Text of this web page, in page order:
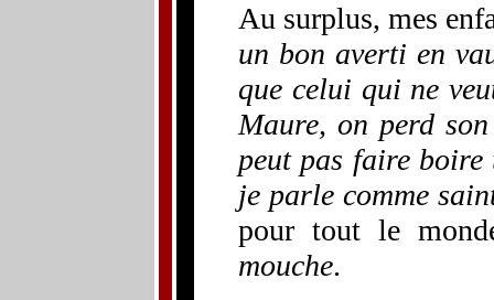
Au surplus, mes
un bon averti en
que celui qui ne
Maure, on perd
peut pas faire
je parle comme
pour tout le
mouche.